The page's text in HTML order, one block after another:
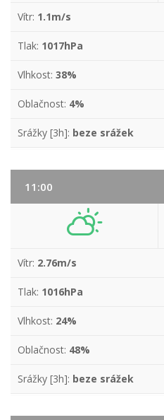
Vítr: 1.1m/s
Tlak: 1017hPa
Vlhkost: 38%
Oblačnost: 4%
Srážky [3h]: beze srážek
11:00
Vítr: 2.76m/s
Tlak: 1016hPa
Vlhkost: 24%
Oblačnost: 48%
Srážky [3h]: beze srážek